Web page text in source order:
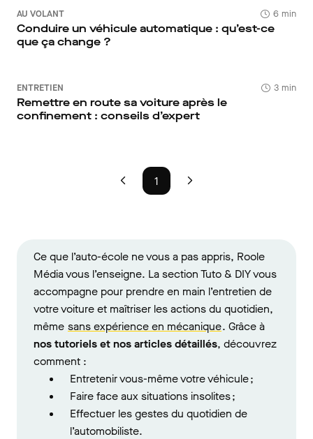
AU VOLANT 6 min
Conduire un véhicule automatique : qu’est-ce
que ça change ?
ENTRETIEN 3 min
Remettre en route sa voiture après le
confinement : conseils d’expert
1
Ce que l’auto-école ne vous a pas appris, Roole
Média vous l’enseigne. La section Tuto & DIY vous
accompagne pour prendre en main l’entretien de
votre voiture et maîtriser les actions du quotidien,
même sans expérience en mécanique. Grâce à
nos tutoriels et nos articles détaillés, découvrez
comment :
Entretenir vous-même votre véhicule ;
Faire face aux situations insolites ;
Effectuer les gestes du quotidien de
l’automobiliste.